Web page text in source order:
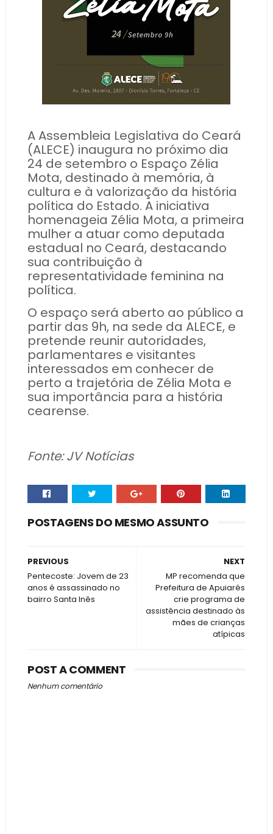
A Assembleia Legislativa do Ceará
(ALECE) inaugura no próximo dia
24 de setembro o Espaço Zélia
Mota, destinado à memória, à
cultura e à valorização da história
política do Estado. A iniciativa
homenageia Zélia Mota, a primeira
mulher a atuar como deputada
estadual no Ceará, destacando
sua contribuição à
representatividade feminina na
política.
O espaço será aberto ao público a
partir das 9h, na sede da ALECE, e
pretende reunir autoridades,
parlamentares e visitantes
interessados em conhecer de
perto a trajetória de Zélia Mota e
sua importância para a história
cearense.
Fonte: JV Notícias
POSTAGENS DO MESMO ASSUNTO
NEXT
MP recomenda que
Prefeitura de Apuiarés
crie programa de
assistência destinado às
mães de crianças
atípicas
PREVIOUS
Pentecoste: Jovem de 23
anos é assassinado no
bairro Santa Inês
POST A COMMENT
Nenhum comentário